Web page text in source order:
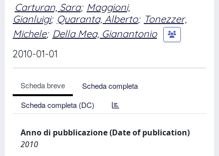
Carturan, Sara; Maggioni,
Gianluigi; Quaranta, Alberto; Tonezzer,
Michele; Della Mea, Gianantonio
2010-01-01
Scheda breve
Scheda completa
Scheda completa (DC)
Anno di pubblicazione (Date of publication)
2010